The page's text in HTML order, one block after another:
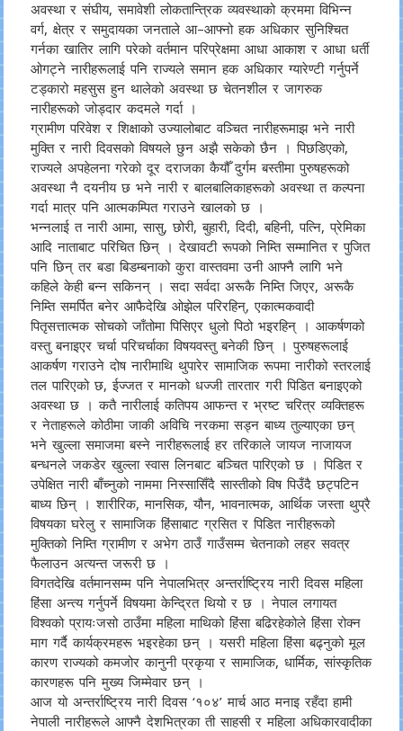
अवस्था र संघीय, समावेशी लोकतान्त्रिक व्यवस्थाको क्रममा विभिन्न
वर्ग, क्षेत्र र समुदायका जनताले आ–आफ्नो हक अधिकार सुनिश्चित
गर्नका खातिर लागि परेको वर्तमान परिप्रेक्षमा आधा आकाश र आधा धर्ती
ओगट्ने नारीहरूलाई पनि राज्यले समान हक अधिकार ग्यारेण्टी गर्नुपर्ने
टड्कारो महसुस हुन थालेको अवस्था छ चेतनशील र जागरुक
नारीहरूको जोड्दार कदमले गर्दा ।
ग्रामीण परिवेश र शिक्षाको उज्यालोबाट वञ्चित नारीहरूमाझ भने नारी
मुक्ति र नारी दिवसको विषयले छुन अझै सकेको छैन । पिछडिएको,
राज्यले अपहेलना गरेको दूर दराजका कैयौँ दुर्गम बस्तीमा पुरुषहरूको
अवस्था नै दयनीय छ भने नारी र बालबालिकाहरूको अवस्था त कल्पना
गर्दा मात्र पनि आत्मकम्पित गराउने खालको छ ।
भन्नलाई त नारी आमा, सासु, छोरी, बुहारी, दिदी, बहिनी, पत्नि, प्रेमिका
आदि नाताबाट परिचित छिन् । देखावटी रूपको निम्ति सम्मानित र पुजित
पनि छिन् तर बडा बिडम्बनाको कुरा वास्तवमा उनी आफ्नै लागि भने
कहिले केही बन्न सकिनन् । सदा सर्वदा अरूकै निम्ति जिएर, अरूकै
निम्ति समर्पित बनेर आफैदेखि ओझेल परिरहिन्, एकात्मकवादी
पितृसत्तात्मक सोचको जाँतोमा पिसिएर धुलो पिठो भइरहिन् । आकर्षणको
वस्तु बनाइएर चर्चा परिचर्चाका विषयवस्तु बनेकी छिन् । पुरुषहरूलाई
आकर्षण गराउने दोष नारीमाथि थुपारेर सामाजिक रूपमा नारीको स्तरलाई
तल पारिएको छ, ईज्जत र मानको धज्जी तारतार गरी पिडित बनाइएको
अवस्था छ । कतै नारीलाई कतिपय आफन्त र भ्रष्ट चरित्र व्यक्तिहरू
र नेताहरूले कोठीमा जाकी अविचि नरकमा सड्न बाध्य तुल्याएका छन्
भने खुल्ला समाजमा बस्ने नारीहरूलाई हर तरिकाले जायज नाजायज
बन्धनले जकडेर खुल्ला स्वास लिनबाट बञ्चित पारिएको छ । पिडित र
उपेक्षित नारी बाँच्नुको नाममा निस्सासिँदै सास्तीको विष पिउँदै छट्पटिन
बाध्य छिन् । शारीरिक, मानसिक, यौन, भावनात्मक, आर्थिक जस्ता थुप्रै
विषयका घरेलु र सामाजिक हिंसाबाट ग्रसित र पिडित नारीहरूको
मुक्तिको निम्ति ग्रामीण र अभेग ठाउँ गाउँसम्म चेतनाको लहर सवत्र
फैलाउन अत्यन्त जरूरी छ ।
विगतदेखि वर्तमानसम्म पनि नेपालभित्र अन्तर्राष्ट्रिय नारी दिवस महिला
हिंसा अन्त्य गर्नुपर्ने विषयमा केन्द्रित थियो र छ । नेपाल लगायत
विश्वको प्रायःजसो ठाउँमा महिला माथिको हिंसा बढिरहेकोले हिंसा रोक्न
माग गर्दै कार्यक्रमहरू भइरहेका छन् । यसरी महिला हिंसा बढ्नुको मूल
कारण राज्यको कमजोर कानुनी प्रकृया र सामाजिक, धार्मिक, सांस्कृतिक
कारणहरू पनि मुख्य जिम्मेवार छन् ।
आज यो अन्तर्राष्ट्रिय नारी दिवस ‘१०४’ मार्च आठ मनाइ रहँदा हामी
नेपाली नारीहरूले आफ्नै देशभित्रका ती साहसी र महिला अधिकारवादीका